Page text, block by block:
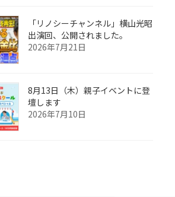
「リノシーチャンネル」横山光昭
出演回、公開されました。
2026年7月21日
8月13日（木）親子イベントに登
壇します
2026年7月10日